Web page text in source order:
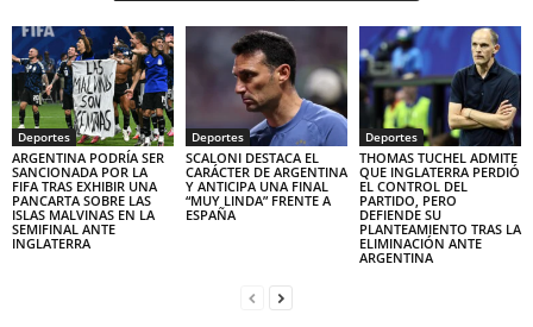
Deportes
ARGENTINA PODRÍA SER
SANCIONADA POR LA
FIFA TRAS EXHIBIR UNA
PANCARTA SOBRE LAS
ISLAS MALVINAS EN LA
SEMIFINAL ANTE
INGLATERRA
Deportes
SCALONI DESTACA EL
CARÁCTER DE ARGENTINA
Y ANTICIPA UNA FINAL
“MUY LINDA” FRENTE A
ESPAÑA
Deportes
THOMAS TUCHEL ADMITE
QUE INGLATERRA PERDIÓ
EL CONTROL DEL
PARTIDO, PERO
DEFIENDE SU
PLANTEAMIENTO TRAS LA
ELIMINACIÓN ANTE
ARGENTINA